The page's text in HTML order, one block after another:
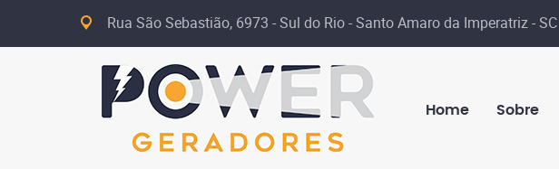
Rua São Sebastião, 6973 - Sul do Rio - Santo Amaro da Imperatriz - SC
Home Sobre